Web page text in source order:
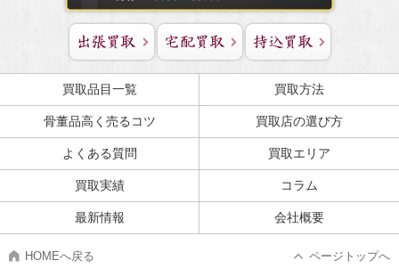
買取品目一覧 買取方法
骨董品高く売るコツ 買取店の選び方
よくある質問 買取エリア
買取実績 コラム
最新情報 会社概要
HOMEへ戻る ページトップへ